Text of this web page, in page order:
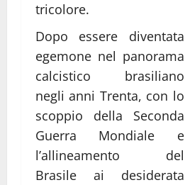
tricolore.
Dopo essere diventata
egemone nel panorama
calcistico brasiliano
negli anni Trenta, con lo
scoppio della Seconda
Guerra Mondiale e
l’allineamento del
Brasile ai desiderata